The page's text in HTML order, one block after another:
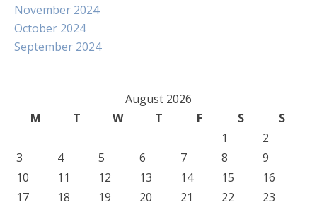
November 2024
October 2024
September 2024
August 2026
M
T W T F S
S
1
2
3
4 5 6 7 8
9
10
11 12 13 14 15
16
17
18 19 20 21 22
23